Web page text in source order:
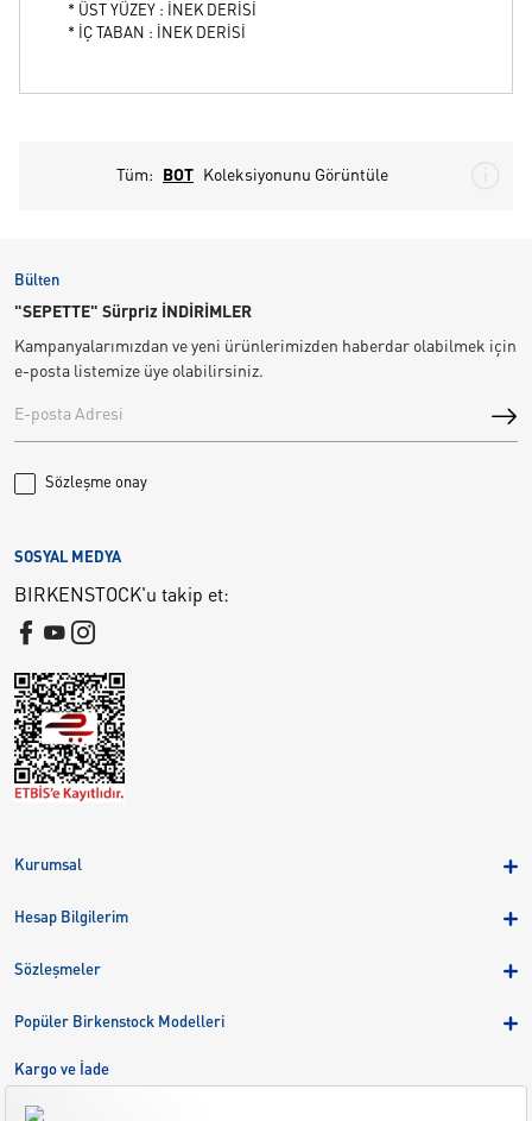
* ÜST YÜZEY : İNEK DERİSİ
* İÇ TABAN : İNEK DERİSİ
Tüm: BOT Koleksiyonunu Görüntüle
Bülten
"SEPETTE" Sürpriz İNDİRİMLER
Kampanyalarımızdan ve yeni ürünlerimizden haberdar olabilmek için
e-posta listemize üye olabilirsiniz.
Sözleşme onay
Kurumsal
Birkenstock Group
Kariyer
Hesap Bilgilerim
Sipariş Takibi
Sözleşmeler
Kargo ve İade
Çerez Tercihlerini Yönetin
Popüler Birkenstock Modelleri
Kargo ve İade
Bize Ulaşın
SOSYAL MEDYA
BIRKENSTOCK'u takip et: